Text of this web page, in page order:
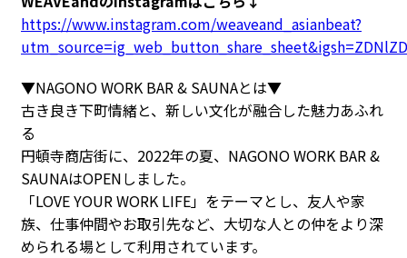
https://www.instagram.com/weaveand_asianbeat?
▼NAGONO WORK BAR & SAUNAとは▼
古き良き下町情緒と、新しい文化が融合した魅力あふれ
る
円頓寺商店街に、2022年の夏、NAGONO WORK BAR &
SAUNAはOPENしました。
「LOVE YOUR WORK LIFE」をテーマとし、友人や家
族、仕事仲間やお取引先など、大切な人との仲をより深
められる場として利用されています。